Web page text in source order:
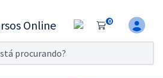
0
11
grátis por 7 dias!